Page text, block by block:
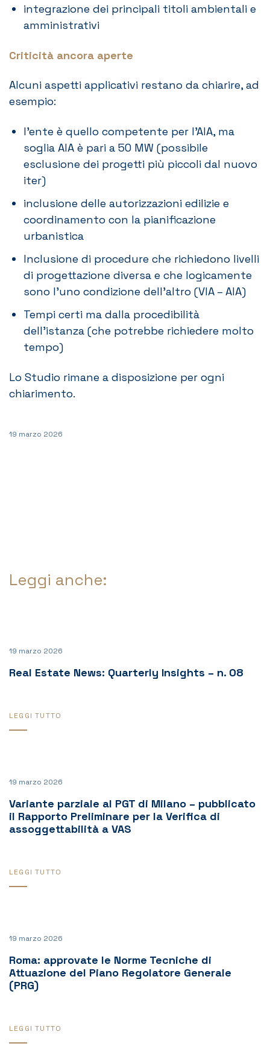
integrazione dei principali titoli ambientali e
amministrativi
Criticità ancora aperte
Alcuni aspetti applicativi restano da chiarire, ad
esempio:
l’ente è quello competente per l’AIA, ma
soglia AIA è pari a 50 MW (possibile
esclusione dei progetti più piccoli dal nuovo
iter)
inclusione delle autorizzazioni edilizie e
coordinamento con la pianificazione
urbanistica
Inclusione di procedure che richiedono livelli
di progettazione diversa e che logicamente
sono l’uno condizione dell’altro (VIA – AIA)
Tempi certi ma dalla procedibilità
dell’istanza (che potrebbe richiedere molto
tempo)
Lo Studio rimane a disposizione per ogni
chiarimento.
19 marzo 2026
Leggi anche:
19 marzo 2026
Real Estate News: Quarterly Insights – n. 08
LEGGI TUTTO
19 marzo 2026
Variante parziale al PGT di Milano – pubblicato
il Rapporto Preliminare per la Verifica di
assoggettabilità a VAS
LEGGI TUTTO
19 marzo 2026
Roma: approvate le Norme Tecniche di
Attuazione del Piano Regolatore Generale
(PRG)
LEGGI TUTTO